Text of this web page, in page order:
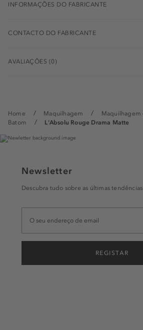
Home Maquilhagem
Maquilhagem
Batom
L'Absolu Rouge Drama Matte
INFORMAÇÕES DO FABRICANTE
CONTACTO DO FABRICANTE
AVALIAÇÕES (0)
Newsletter
Descubra tudo sobre as últimas
REGISTAR